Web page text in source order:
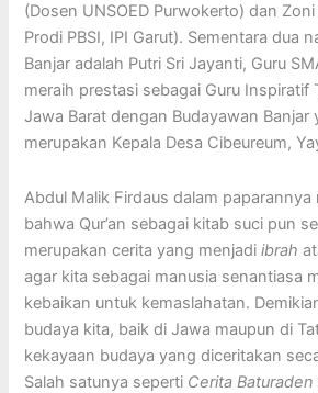
(Dosen UNSOED Purwokerto) dan Zoni
Prodi PBSI, IPI Garut). Sementara dua
Banjar adalah Putri Sri Jayanti, Guru
meraih prestasi sebagai Guru Inspiratif
Jawa Barat dengan Budayawan Banjar
merupakan Kepala Desa Cibeureum,
Abdul Malik Firdaus dalam paparannya
bahwa Qur’an sebagai kitab suci pun
merupakan cerita yang menjadiibrah
agar kita sebagai manusia senantiasa
kebaikan untuk kemaslahatan.
budaya kita, baik di Jawa maupun di
kekayaan budaya yang diceritakan
Salah satunya seperti Cerita Baturaden